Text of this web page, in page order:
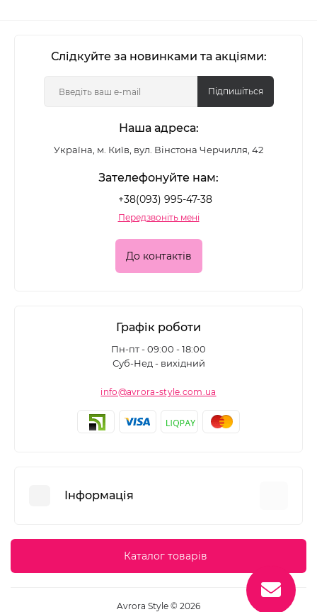
Слідкуйте за новинками та акціями:
Підпишіться
Наша адреса:
Україна, м. Київ, вул. Вінстона Черчилля, 42
Зателефонуйте нам:
+38(093) 995-47-38
Передзвоніть мені
До контактів
Графік роботи
Пн-пт - 09:00 - 18:00
Суб-Нед - вихідний
info@avrora-style.com.ua
Інформація
Угода користувачаКаталог товарів
Avrora Style © 2026